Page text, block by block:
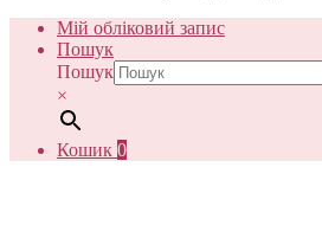
Мій обліковий запис
Пошук
Пошук
×
Кошик 0